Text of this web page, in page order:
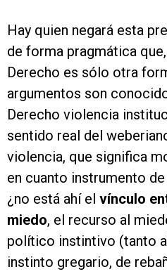
Hay quien negará esta
de forma pragmática
Derecho es sólo otra
argumentos son
Derecho violencia
sentido real del
violencia, que significa
en cuanto instrumento
¿no está ahí el vínculo
miedo, el recurso al
político instintivo (tanto
instinto gregario, de